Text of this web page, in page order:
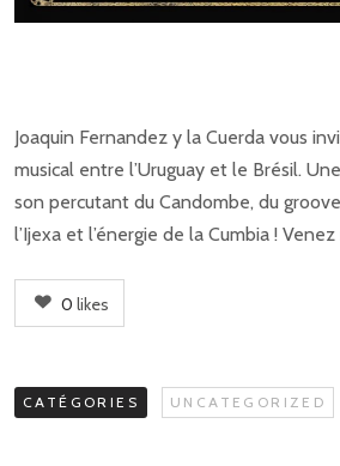
Joaquin Fernandez y la Cuerda vous
musical entre l’Uruguay et le Brésil.
son percutant du Candombe, du
l’Ijexa et l’énergie de la Cumbia !
0 likes
CATÉGORIES UNCATEGORIZED